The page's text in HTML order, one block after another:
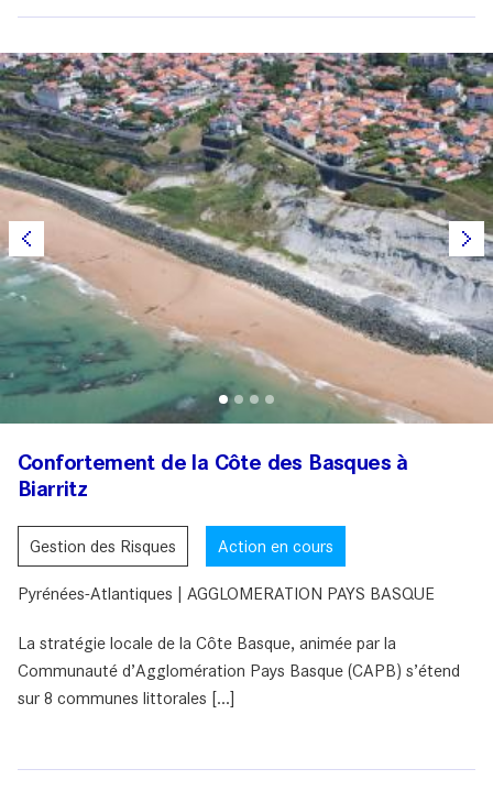
Confortement de la Côte des Basques à
Biarritz
Gestion des Risques Action en cours
Pyrénées-Atlantiques | AGGLOMERATION PAYS BASQUE
La stratégie locale de la Côte Basque, animée par la
Communauté d’Agglomération Pays Basque (CAPB) s’étend
sur 8 communes littorales [...]